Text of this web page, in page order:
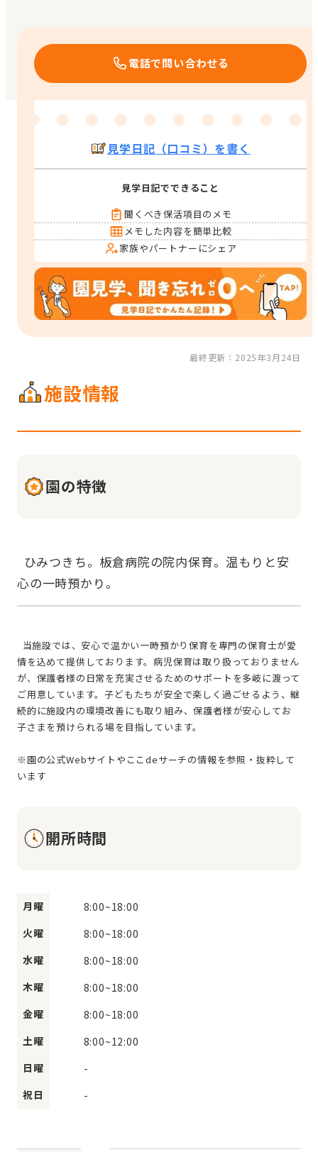
電話で問い合わせる
見学日記（口コミ）を書く
見学日記でできること
聞くべき保活項目のメモ
メモした内容を簡単比較
家族やパートナーにシェア
最終更新：2025年3月24日
施設情報
園の特徴
情を込めて提供しております。病児保育は取り扱っておりません
が、保護者様の日常を充実させるためのサポートを多岐に渡って
ご用意しています。子どもたちが安全で楽しく過ごせるよう、継
続的に施設内の環境改善にも取り組み、保護者様が安心してお
子さまを預けられる場を目指しています。
※園の公式Webサイトやここdeサーチの情報を参照・抜粋して
開所時間
月曜 8:00~18:00
火曜
8:00~18:00
水曜
8:00~18:00
木曜
8:00~18:00
金曜
8:00~18:00
土曜
8:00~12:00
日曜
-
祝日
-